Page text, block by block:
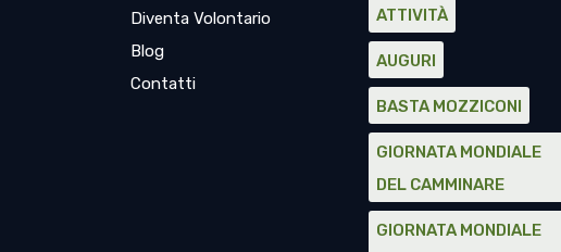
Diventa Volontario
Blog
Contatti
ATTIVITÀ
AUGURI
BASTA MOZZICONI
GIORNATA MONDIALE
DEL CAMMINARE
GIORNATA MONDIALE